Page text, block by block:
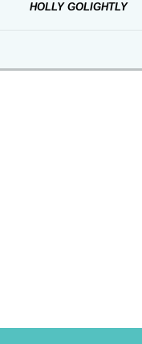
HOLLY GOLIGHTLY